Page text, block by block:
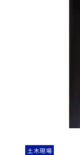
土木現場